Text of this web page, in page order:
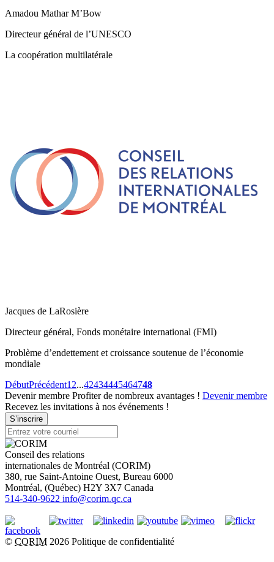
Amadou Mathar M’Bow
Directeur général de l’UNESCO
La coopération multilatérale
Jacques de LaRosière
Directeur général, Fonds monétaire international (FMI)
Problème d’endettement et croissance soutenue de l’économie
mondiale
DébutPrécédent1 2...42434445464748
Devenir membre Profiter de nombreux avantages ! Devenir membre
Recevez les invitations à nos événements !
S’inscrire
Conseil des relations
internationales de Montréal (CORIM)
380, rue Saint-Antoine Ouest, Bureau 6000
Montréal, (Québec) H2Y 3X7 Canada
514-340-9622 info@corim.qc.ca
© CORIM 2026 Politique de confidentialité